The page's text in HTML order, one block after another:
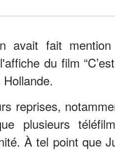
avait fait
du film
reprises,
plusieurs
À tel point que